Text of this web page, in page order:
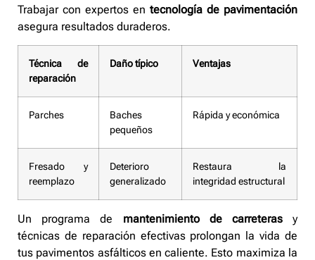
Trabajar con expertos en tecnología de pavimentación
asegura resultados duraderos.
Técnica de
reparación
Daño típico Ventajas
Parches
Baches
pequeños
Rápida y económica
Fresado y
reemplazo
Deterioro
generalizado
Restaura la
integridad estructural
Un programa de mantenimiento de carreterasy
técnicas de reparación efectivas prolongan la vida de
tus pavimentos asfálticos en caliente. Esto maximiza la